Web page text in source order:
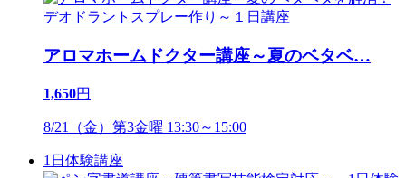
アロマホームドクター講座～夏のベタベ…
1,650円
8/21（金）第3金曜 13:30～15:00
1日体験講座